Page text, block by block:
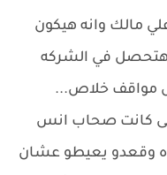
مالك وانه هيكون
هتحصل في الشركه
مواقف خلاص...
كانت صحاب انس
وقعدو يعيطو عشان